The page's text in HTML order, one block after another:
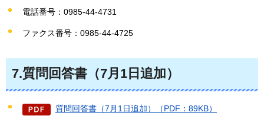
電話番号：0985-44-4731
ファクス番号：0985-44-4725
7.質問回答書（7月1日追加）
質問回答書（7月1日追加）（PDF：89KB）